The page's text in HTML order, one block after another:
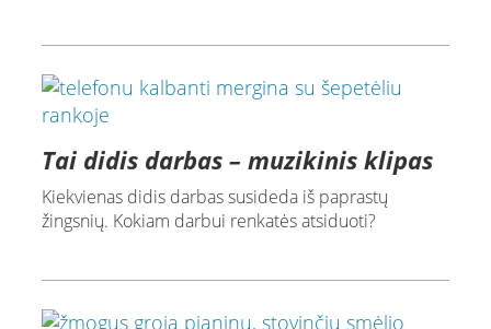
Tai didis darbas – muzikinis klipas
Kiekvienas didis darbas susideda iš paprastų
žingsnių. Kokiam darbui renkatės atsiduoti?